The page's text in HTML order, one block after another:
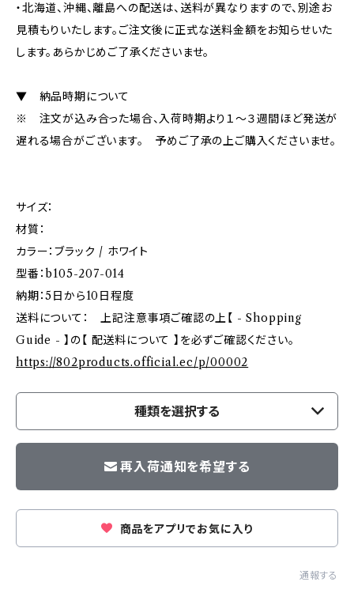
・北海道、沖縄、離島への配送は、送料が異なりますので、別途お
見積もりいたします。ご注文後に正式な送料金額をお知らせいた
します。あらかじめご了承くださいませ。
▼ 納品時期について
※ 注文が込み合った場合、入荷時期より１～３週間ほど発送が
遅れる場合がございます。 予めご了承の上ご購入くださいませ。
サイズ：
材質：
カラー：ブラック / ホワイト
型番：b105-207-014
納期：5日から10日程度
送料について： 上記注意事項ご確認の上【 - Shopping
Guide - 】の【 配送料について 】を必ずご確認ください。
https://802products.official.ec/p/00002
種類を選択する
再入荷通知を希望する
商品をアプリでお気に入り
通報する